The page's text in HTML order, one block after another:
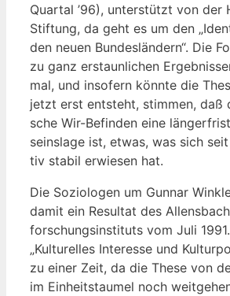
Quar­tal ’96), unter­stützt von der
Stif­tung, da geht es um den
den neu­en Bun­des­län­dern“. Die
zu ganz erstaun­li­chen
mal, und inso­fern könn­te die
jetzt erst ent­steht, stim­men,
sche Wir-Befin­den eine
seins­la­ge ist, etwas, was sich
tiv sta­bil erwie­sen hat.
Die Sozio­lo­gen um Gun­nar
damit ein Resul­tat des
for­schungs­in­sti­tuts vom Juli
„Kul­tu­rel­les Inter­es­se und
zu einer Zeit, da die The­se von
im Ein­heits­tau­mel noch